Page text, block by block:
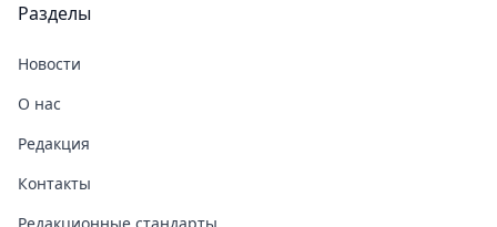
Разделы
Новости
О нас
Редакция
Контакты